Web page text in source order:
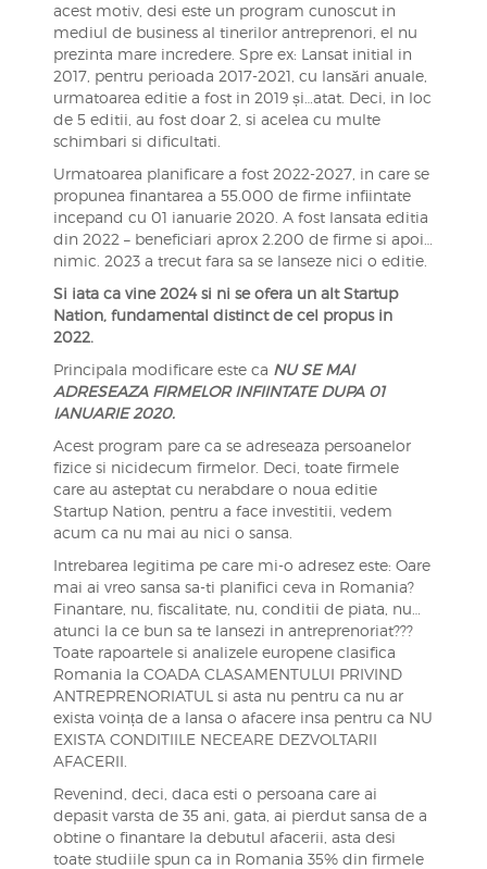
acest motiv, desi este un program cunoscut in
mediul de business al tinerilor antreprenori, el nu
prezinta mare incredere. Spre ex: Lansat initial in
2017, pentru perioada 2017-2021, cu lansări anuale,
urmatoarea editie a fost in 2019 și…atat. Deci, in loc
de 5 editii, au fost doar 2, si acelea cu multe
schimbari si dificultati.
Urmatoarea planificare a fost 2022-2027, in care se
propunea finantarea a 55.000 de firme infiintate
incepand cu 01 ianuarie 2020. A fost lansata editia
din 2022 – beneficiari aprox 2.200 de firme si apoi…
nimic. 2023 a trecut fara sa se lanseze nici o editie.
Si iata ca vine 2024 si ni se ofera un alt Startup
Nation, fundamental distinct de cel propus in
2022.
Principala modificare este ca NU SE MAI
ADRESEAZA FIRMELOR INFIINTATE DUPA 01
IANUARIE 2020.
Acest program pare ca se adreseaza persoanelor
fizice si nicidecum firmelor. Deci, toate firmele
care au asteptat cu nerabdare o noua editie
Startup Nation, pentru a face investitii, vedem
acum ca nu mai au nici o sansa.
Intrebarea legitima pe care mi-o adresez este: Oare
mai ai vreo sansa sa-ti planifici ceva in Romania?
Finantare, nu, fiscalitate, nu, conditii de piata, nu…
atunci la ce bun sa te lansezi in antreprenoriat???
Toate rapoartele si analizele europene clasifica
Romania la COADA CLASAMENTULUI PRIVIND
ANTREPRENORIATUL si asta nu pentru ca nu ar
exista voința de a lansa o afacere insa pentru ca NU
EXISTA CONDITIILE NECEARE DEZVOLTARII
AFACERII.
Revenind, deci, daca esti o persoana care ai
depasit varsta de 35 ani, gata, ai pierdut sansa de a
obtine o finantare la debutul afacerii, asta desi
toate studiile spun ca in Romania 35% din firmele